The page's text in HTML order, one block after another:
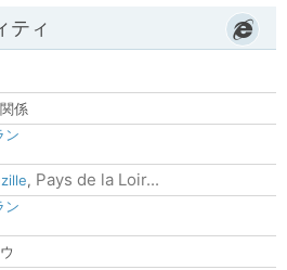
ティ
係
ン
, Pays de la Loir...
ン